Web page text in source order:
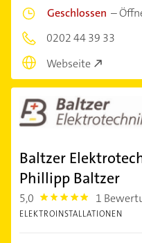
Geschlossen –
0202 44 39 33
Webseite
Baltzer
Phillipp Baltzer
5,0 5.0 1
ELEKTROINSTALLATIONEN